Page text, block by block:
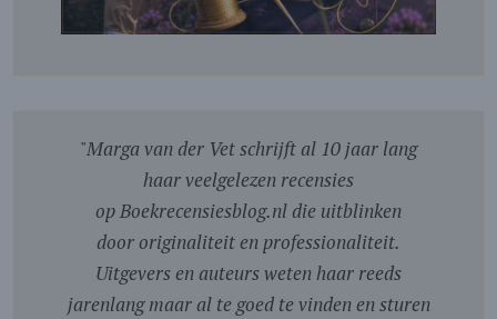
"Marga van der Vet schrijft al 10 jaar lang
haar veelgelezen recensies
op Boekrecensiesblog.nl die uitblinken
door originaliteit en professionaliteit.
Uitgevers en auteurs weten haar reeds
jarenlang maar al te goed te vinden en sturen